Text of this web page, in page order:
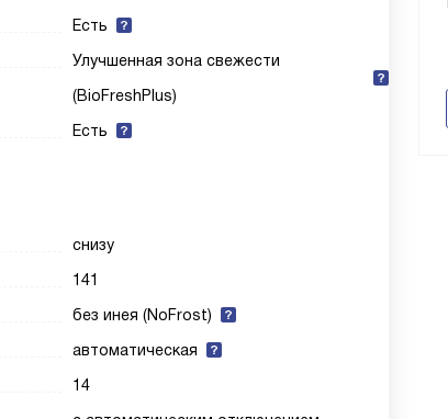
Есть
Улучшенная зона свежести
(BioFreshPlus)
Есть
снизу
141
без инея (NoFrost)
автоматическая
14